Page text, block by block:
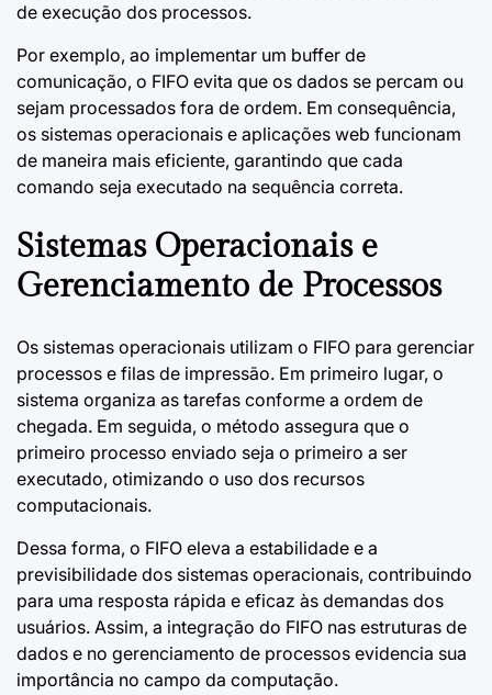
de execução dos processos.
Por exemplo, ao implementar um buffer de
comunicação, o FIFO evita que os dados se percam ou
sejam processados fora de ordem. Em consequência,
os sistemas operacionais e aplicações web funcionam
de maneira mais eficiente, garantindo que cada
comando seja executado na sequência correta.
Sistemas Operacionais e
Gerenciamento de Processos
Os sistemas operacionais utilizam o FIFO para gerenciar
processos e filas de impressão. Em primeiro lugar, o
sistema organiza as tarefas conforme a ordem de
chegada. Em seguida, o método assegura que o
primeiro processo enviado seja o primeiro a ser
executado, otimizando o uso dos recursos
computacionais.
Dessa forma, o FIFO eleva a estabilidade e a
previsibilidade dos sistemas operacionais, contribuindo
para uma resposta rápida e eficaz às demandas dos
usuários. Assim, a integração do FIFO nas estruturas de
dados e no gerenciamento de processos evidencia sua
importância no campo da computação.